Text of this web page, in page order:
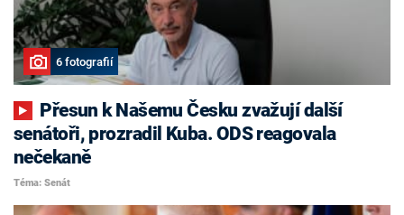
6 fotografií
senátoři, prozradil Kuba. ODS reagovala
nečekaně
Téma: Senát